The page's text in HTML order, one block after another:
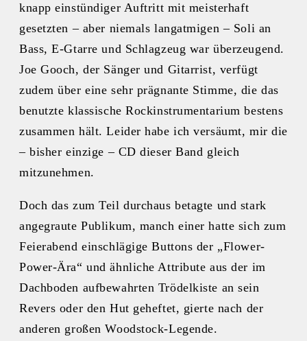
knapp einstündiger Auftritt mit meisterhaft
gesetzten – aber niemals langatmigen – Soli an
Bass, E-Gtarre und Schlagzeug war überzeugend.
Joe Gooch, der Sänger und Gitarrist, verfügt
zudem über eine sehr prägnante Stimme, die das
benutzte klassische Rockinstrumentarium bestens
zusammen hält. Leider habe ich versäumt, mir die
– bisher einzige – CD dieser Band gleich
mitzunehmen.
Doch das zum Teil durchaus betagte und stark
angegraute Publikum, manch einer hatte sich zum
Feierabend einschlägige Buttons der „Flower-
Power-Ära“ und ähnliche Attribute aus der im
Dachboden aufbewahrten Trödelkiste an sein
Revers oder den Hut geheftet, gierte nach der
anderen großen Woodstock-Legende.